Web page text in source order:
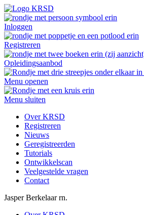
Inloggen
Registreren
Opleidingsaanbod
Menu openen
Menu sluiten
Over KRSD
Registreren
Nieuws
Geregistreerden
Tutorials
Ontwikkelscan
Veelgestelde vragen
Contact
JasperBerkelaarrn.